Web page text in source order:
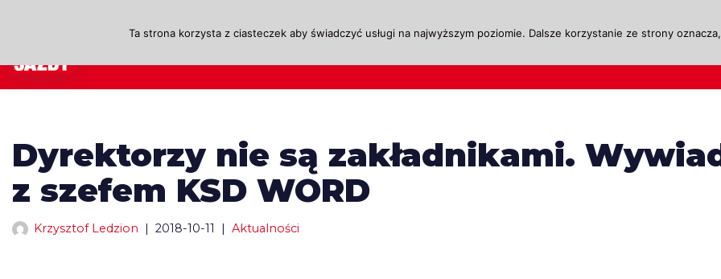
do
treści
Dyrektorzy nie są zakładnikami.
z szefem KSD WORD
Krzysztof Ledzion 2018-10-11 Aktualności
Ta strona korzysta z ciasteczek aby świadczyć usługi na najwyższym poziomie. Dalsze korzystanie ze strony